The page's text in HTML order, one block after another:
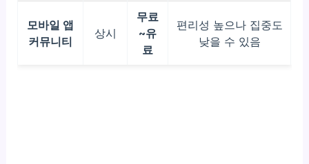
모바일 앱
커뮤니티
상시
무료
~유
료
편리성 높으나 집중도
낮을 수 있음